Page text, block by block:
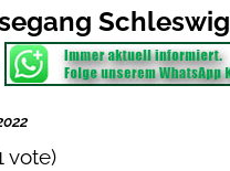
Schleswig
vote)